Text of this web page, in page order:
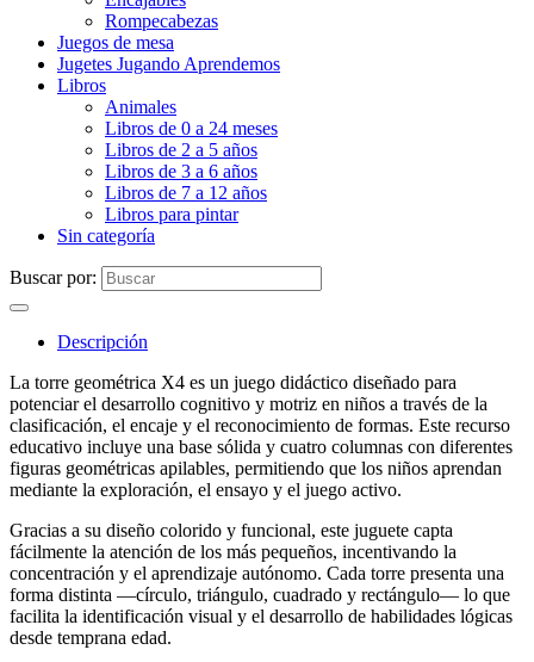
Rompecabezas
Juegos de mesa
Jugetes Jugando Aprendemos
Libros
Animales
Libros de 0 a 24 meses
Libros de 2 a 5 años
Libros de 3 a 6 años
Libros de 7 a 12 años
Libros para pintar
Sin categoría
Buscar por:
Descripción
La torre geométrica X4 es un juego didáctico diseñado para
potenciar el desarrollo cognitivo y motriz en niños a través de la
clasificación, el encaje y el reconocimiento de formas. Este recurso
educativo incluye una base sólida y cuatro columnas con diferentes
figuras geométricas apilables, permitiendo que los niños aprendan
mediante la exploración, el ensayo y el juego activo.
Gracias a su diseño colorido y funcional, este juguete capta
fácilmente la atención de los más pequeños, incentivando la
concentración y el aprendizaje autónomo. Cada torre presenta una
forma distinta —círculo, triángulo, cuadrado y rectángulo— lo que
facilita la identificación visual y el desarrollo de habilidades lógicas
desde temprana edad.